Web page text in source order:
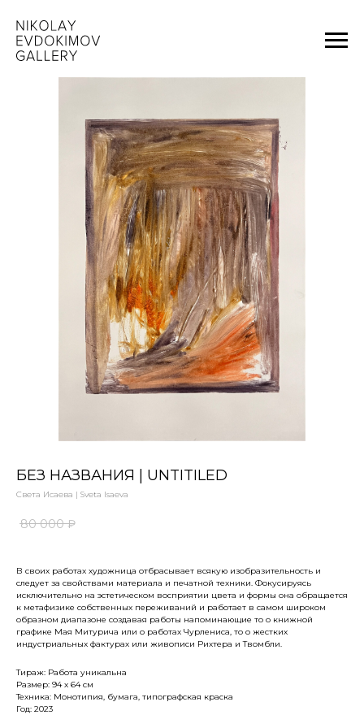
БЕЗ НАЗВАНИЯ | UNTITILED
Света Исаева | Sveta Isaeva
80 000 ₽
В своих работах художница отбрасывает всякую изобразительность и
следует за свойствами материала и печатной техники. Фокусируясь
исключительно на эстетическом восприятии цвета и формы она обращается
к метафизике собственных переживаний и работает в самом широком
образном диапазоне создавая работы напоминающие то о книжной
графике Мая Митурича или о работах Чурлениса, то о жестких
индустриальных фактурах или живописи Рихтера и Твомбли.
Тираж: Работа уникальна
Размер: 94 х 64 см
Техника: Mонотипия, бумага, типографская краска
Год: 2023